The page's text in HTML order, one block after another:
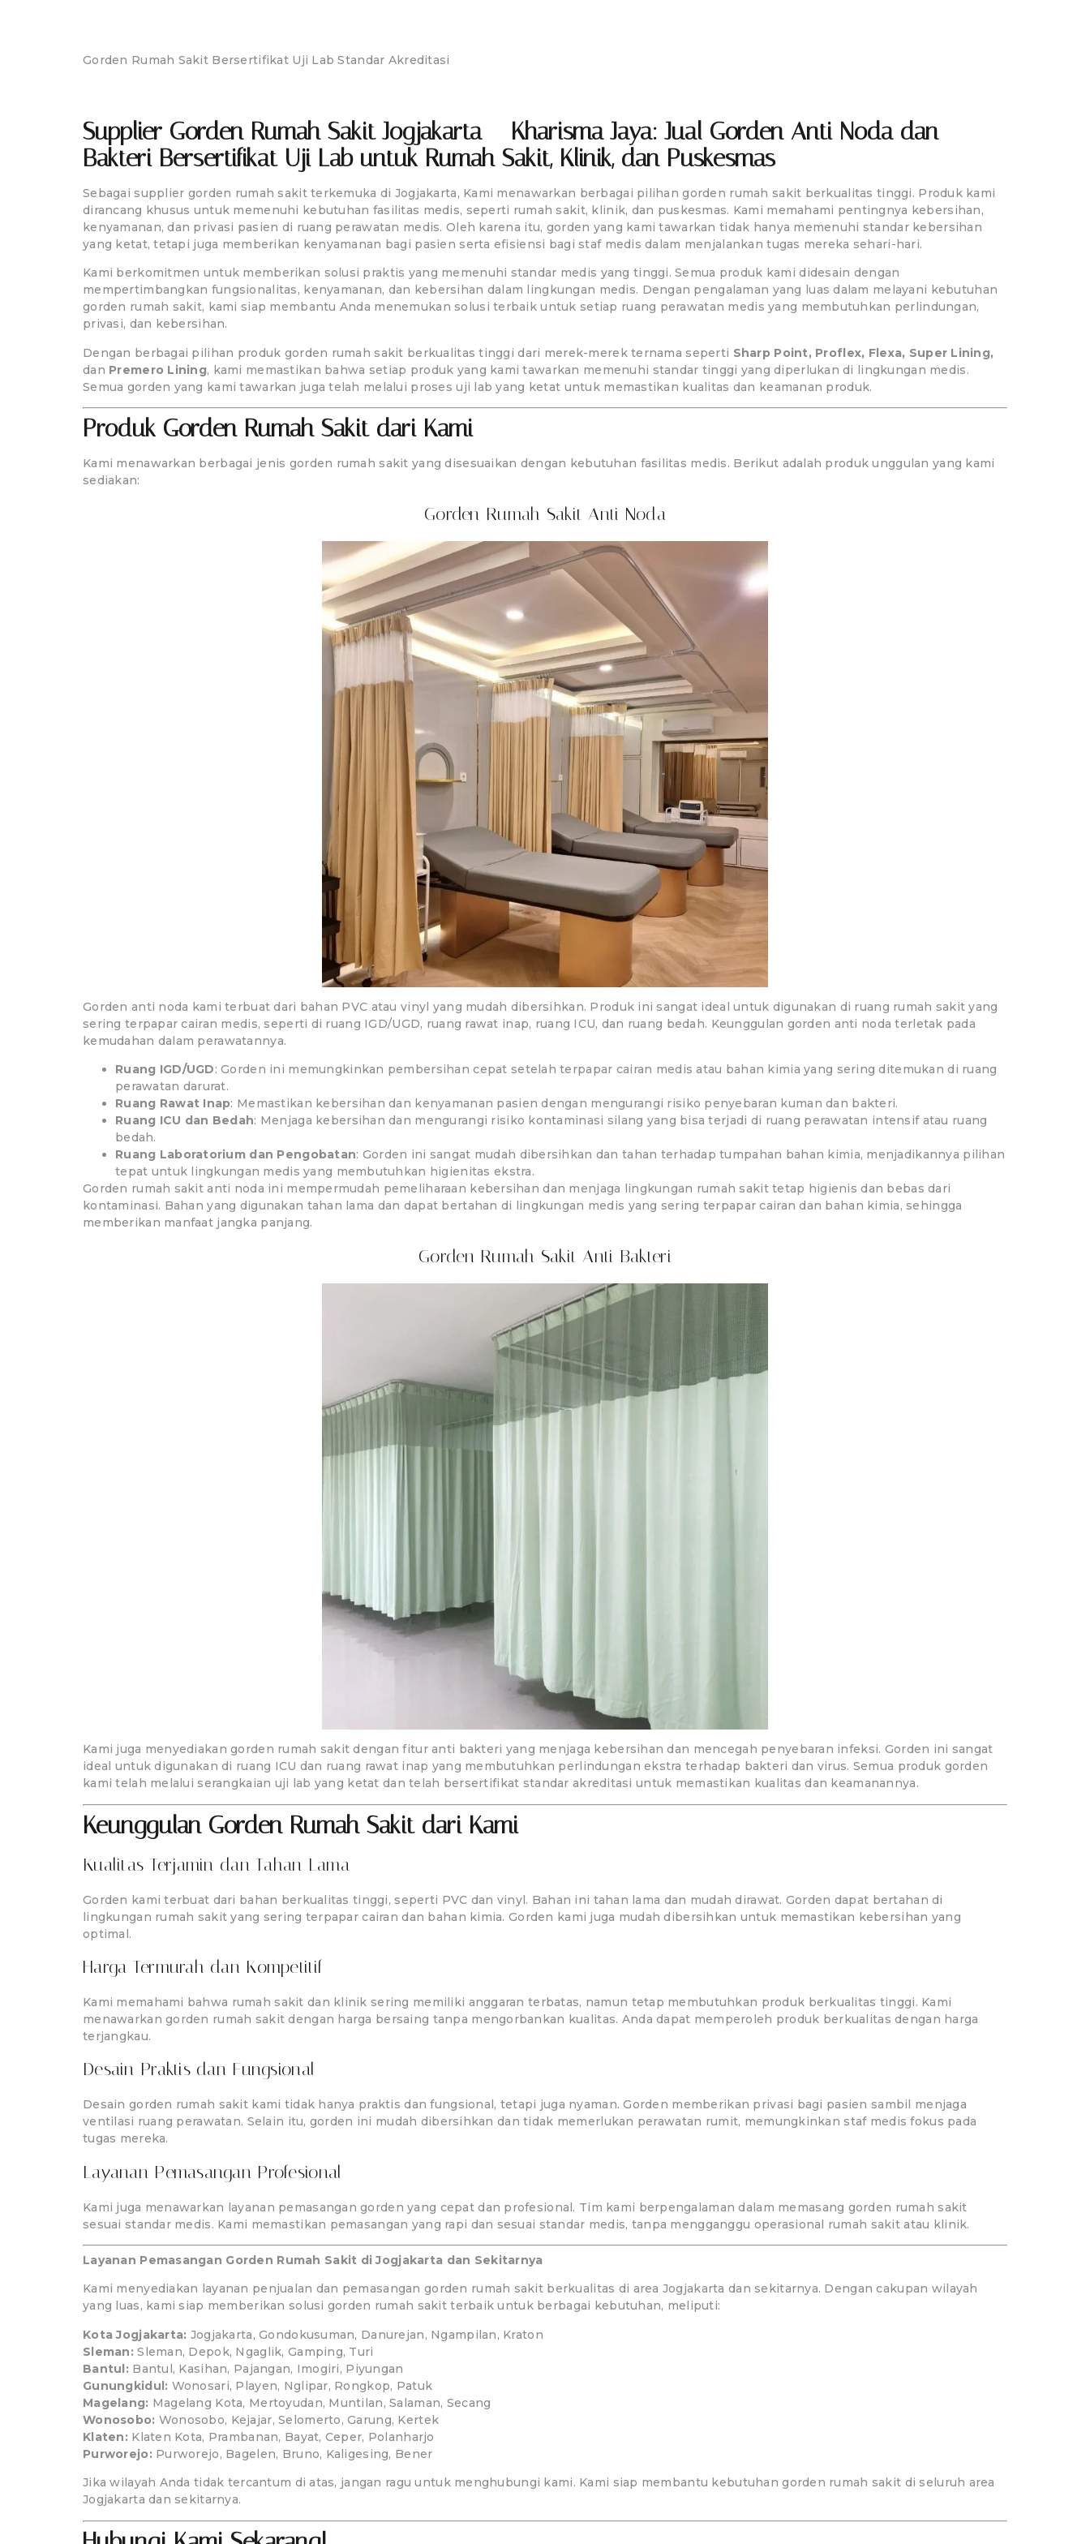
Gorden Rumah Sakit Bersertifikat Uji Lab Standar Akreditasi
Supplier Gorden Rumah Sakit Jogjakarta – Kharisma Jaya: Jual Gorden Anti Noda dan
Bakteri Bersertifikat Uji Lab untuk Rumah Sakit, Klinik, dan Puskesmas
Sebagai supplier gorden rumah sakit terkemuka di Jogjakarta, Kami menawarkan berbagai pilihan gorden rumah sakit berkualitas tinggi. Produk kami
dirancang khusus untuk memenuhi kebutuhan fasilitas medis, seperti rumah sakit, klinik, dan puskesmas. Kami memahami pentingnya kebersihan,
kenyamanan, dan privasi pasien di ruang perawatan medis. Oleh karena itu, gorden yang kami tawarkan tidak hanya memenuhi standar kebersihan
yang ketat, tetapi juga memberikan kenyamanan bagi pasien serta efisiensi bagi staf medis dalam menjalankan tugas mereka sehari-hari.
Kami berkomitmen untuk memberikan solusi praktis yang memenuhi standar medis yang tinggi. Semua produk kami didesain dengan
mempertimbangkan fungsionalitas, kenyamanan, dan kebersihan dalam lingkungan medis. Dengan pengalaman yang luas dalam melayani kebutuhan
gorden rumah sakit, kami siap membantu Anda menemukan solusi terbaik untuk setiap ruang perawatan medis yang membutuhkan perlindungan,
privasi, dan kebersihan.
Dengan berbagai pilihan produk gorden rumah sakit berkualitas tinggi dari merek-merek ternama seperti Sharp Point, Proflex, Flexa, Super Lining,
dan Premero Lining, kami memastikan bahwa setiap produk yang kami tawarkan memenuhi standar tinggi yang diperlukan di lingkungan medis.
Semua gorden yang kami tawarkan juga telah melalui proses uji lab yang ketat untuk memastikan kualitas dan keamanan produk.
Produk Gorden Rumah Sakit dari Kami
Kami menawarkan berbagai jenis gorden rumah sakit yang disesuaikan dengan kebutuhan fasilitas medis. Berikut adalah produk unggulan yang kami
sediakan:
Gorden Rumah Sakit Anti Noda
Gorden anti noda kami terbuat dari bahan PVC atau vinyl yang mudah dibersihkan. Produk ini sangat ideal untuk digunakan di ruang rumah sakit yang
sering terpapar cairan medis, seperti di ruang IGD/UGD, ruang rawat inap, ruang ICU, dan ruang bedah. Keunggulan gorden anti noda terletak pada
kemudahan dalam perawatannya.
Ruang IGD/UGD: Gorden ini memungkinkan pembersihan cepat setelah terpapar cairan medis atau bahan kimia yang sering ditemukan di ruang
perawatan darurat.
Ruang Rawat Inap: Memastikan kebersihan dan kenyamanan pasien dengan mengurangi risiko penyebaran kuman dan bakteri.
Ruang ICU dan Bedah: Menjaga kebersihan dan mengurangi risiko kontaminasi silang yang bisa terjadi di ruang perawatan intensif atau ruang
bedah.
Ruang Laboratorium dan Pengobatan: Gorden ini sangat mudah dibersihkan dan tahan terhadap tumpahan bahan kimia, menjadikannya pilihan
tepat untuk lingkungan medis yang membutuhkan higienitas ekstra.
Gorden rumah sakit anti noda ini mempermudah pemeliharaan kebersihan dan menjaga lingkungan rumah sakit tetap higienis dan bebas dari
kontaminasi. Bahan yang digunakan tahan lama dan dapat bertahan di lingkungan medis yang sering terpapar cairan dan bahan kimia, sehingga
memberikan manfaat jangka panjang.
Gorden Rumah Sakit Anti Bakteri
Kami juga menyediakan gorden rumah sakit dengan fitur anti bakteri yang menjaga kebersihan dan mencegah penyebaran infeksi. Gorden ini sangat
ideal untuk digunakan di ruang ICU dan ruang rawat inap yang membutuhkan perlindungan ekstra terhadap bakteri dan virus. Semua produk gorden
kami telah melalui serangkaian uji lab yang ketat dan telah bersertifikat standar akreditasi untuk memastikan kualitas dan keamanannya.
Keunggulan Gorden Rumah Sakit dari Kami
Kualitas Terjamin dan Tahan Lama
Gorden kami terbuat dari bahan berkualitas tinggi, seperti PVC dan vinyl. Bahan ini tahan lama dan mudah dirawat. Gorden dapat bertahan di
lingkungan rumah sakit yang sering terpapar cairan dan bahan kimia. Gorden kami juga mudah dibersihkan untuk memastikan kebersihan yang
optimal.
Harga Termurah dan Kompetitif
Kami memahami bahwa rumah sakit dan klinik sering memiliki anggaran terbatas, namun tetap membutuhkan produk berkualitas tinggi. Kami
menawarkan gorden rumah sakit dengan harga bersaing tanpa mengorbankan kualitas. Anda dapat memperoleh produk berkualitas dengan harga
terjangkau.
Desain Praktis dan Fungsional
Desain gorden rumah sakit kami tidak hanya praktis dan fungsional, tetapi juga nyaman. Gorden memberikan privasi bagi pasien sambil menjaga
ventilasi ruang perawatan. Selain itu, gorden ini mudah dibersihkan dan tidak memerlukan perawatan rumit, memungkinkan staf medis fokus pada
tugas mereka.
Layanan Pemasangan Profesional
Kami juga menawarkan layanan pemasangan gorden yang cepat dan profesional. Tim kami berpengalaman dalam memasang gorden rumah sakit
sesuai standar medis. Kami memastikan pemasangan yang rapi dan sesuai standar medis, tanpa mengganggu operasional rumah sakit atau klinik.
Layanan Pemasangan Gorden Rumah Sakit di Jogjakarta dan Sekitarnya
Kami menyediakan layanan penjualan dan pemasangan gorden rumah sakit berkualitas di area Jogjakarta dan sekitarnya. Dengan cakupan wilayah
yang luas, kami siap memberikan solusi gorden rumah sakit terbaik untuk berbagai kebutuhan, meliputi:
Kota Jogjakarta: Jogjakarta, Gondokusuman, Danurejan, Ngampilan, Kraton
Sleman: Sleman, Depok, Ngaglik, Gamping, Turi
Bantul: Bantul, Kasihan, Pajangan, Imogiri, Piyungan
Gunungkidul: Wonosari, Playen, Nglipar, Rongkop, Patuk
Magelang: Magelang Kota, Mertoyudan, Muntilan, Salaman, Secang
Wonosobo: Wonosobo, Kejajar, Selomerto, Garung, Kertek
Klaten: Klaten Kota, Prambanan, Bayat, Ceper, Polanharjo
Purworejo: Purworejo, Bagelen, Bruno, Kaligesing, Bener
Jika wilayah Anda tidak tercantum di atas, jangan ragu untuk menghubungi kami. Kami siap membantu kebutuhan gorden rumah sakit di seluruh area
Jogjakarta dan sekitarnya.